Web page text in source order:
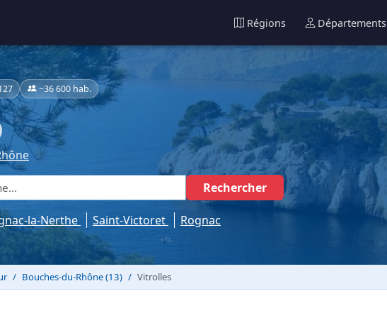
Régions Départements
~36 600 hab.
Rechercher
la-Nerthe Saint-Victoret Rognac
Bouches-du-Rhône (13) Vitrolles